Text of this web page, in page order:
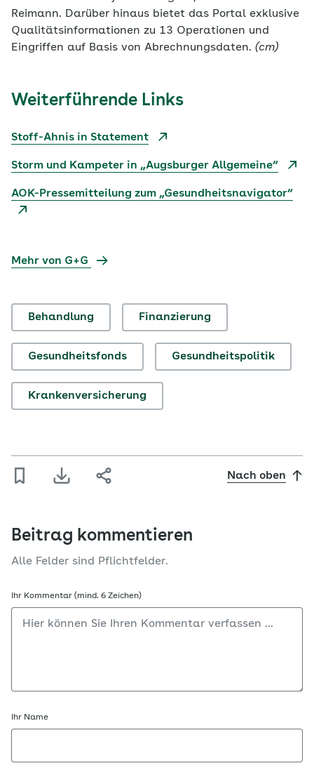
Reimann. Darüber hinaus bietet das Portal exklusive
Qualitätsinformationen zu 13 Operationen und
Eingriffen auf Basis von Abrechnungsdaten. (cm)
Weiterführende Links
Stoff-Ahnis in Statement
Storm und Kampeter in „Augsburger Allgemeine“
AOK-Pressemitteilung zum „Gesundheitsnavigator“
Mehr von G+G
Behandlung Finanzierung
Gesundheitsfonds Gesundheitspolitik
Krankenversicherung
Nach oben
Beitrag kommentieren
Alle Felder sind Pflichtfelder.
Ihr Kommentar (mind. 6 Zeichen)
Ihr Name